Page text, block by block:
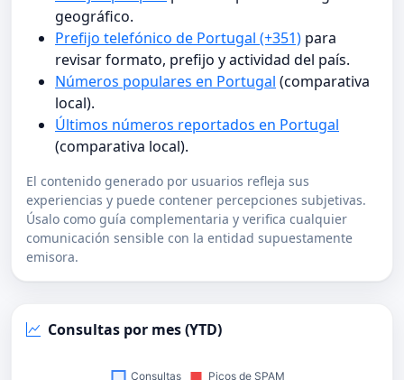
geográfico.
Prefijo telefónico de Portugal (+351) para
revisar formato, prefijo y actividad del país.
Números populares en Portugal (comparativa
local).
Últimos números reportados en Portugal
(comparativa local).
El contenido generado por usuarios refleja sus
experiencias y puede contener percepciones subjetivas.
Úsalo como guía complementaria y verifica cualquier
comunicación sensible con la entidad supuestamente
emisora.
Consultas por mes (YTD)